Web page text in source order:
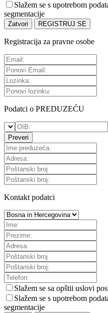
Slažem se s upotrebom
segmentacije
Zatvori REGISTRUJ SE
Registracija za pravne osobe
Podatci o PREDUZEĆU
Preveri
Kontakt podatci
Slažem se sa opštii uslovi
Slažem se s upotrebom
segmentacije